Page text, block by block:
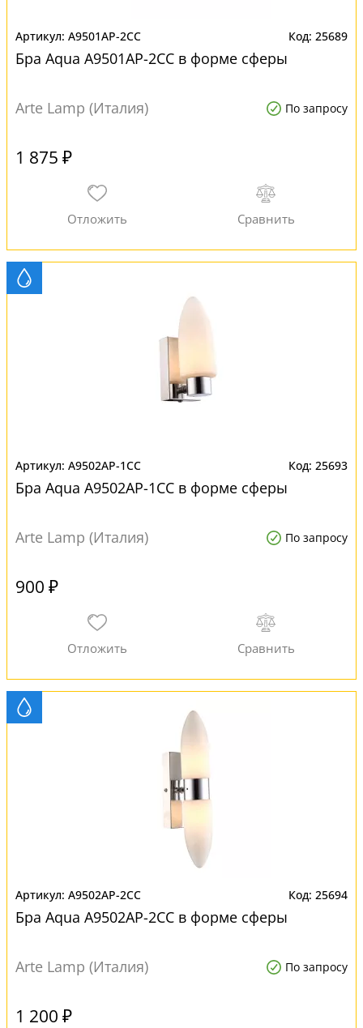
A9501AP-2CC 25689
Бра Aqua A9501AP-2CC в форме сферы
Arte Lamp (Италия) По запросу
1 875 ₽
A9502AP-1CC 25693
Бра Aqua A9502AP-1CC в форме сферы
Arte Lamp (Италия) По запросу
900 ₽
A9502AP-2CC 25694
Бра Aqua A9502AP-2CC в форме сферы
Arte Lamp (Италия) По запросу
1 200 ₽